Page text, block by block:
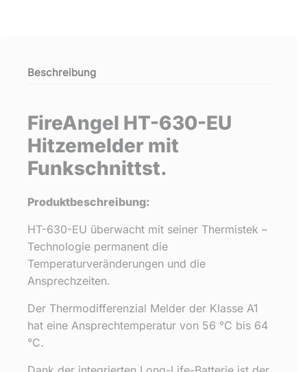
Beschreibung
FireAngel HT-630-EU
Hitzemelder mit
Funkschnittst.
Produktbeschreibung:
HT-630-EU überwacht mit seiner Thermistek –
Technologie permanent die
Temperaturveränderungen und die
Ansprechzeiten.
Der Thermodifferenzial Melder der Klasse A1
hat eine Ansprechtemperatur von 56 °C bis 64
°C.